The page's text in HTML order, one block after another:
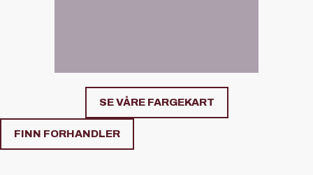
SE VÅRE FARGEKART
FINN FORHANDLER